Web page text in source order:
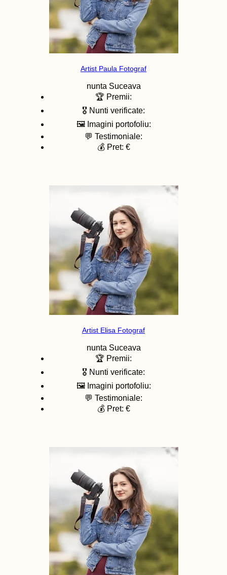
Artist Paula Fotograf
nunta Suceava
🏆 Premii:
🎖️ Nunti verificate:
🖼️ Imagini portofoliu:
💬 Testimoniale:
💰 Pret: €
Artist Elisa Fotograf
nunta Suceava
🏆 Premii:
🎖️ Nunti verificate:
🖼️ Imagini portofoliu:
💬 Testimoniale:
💰 Pret: €